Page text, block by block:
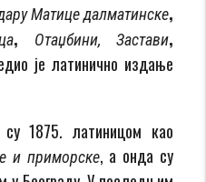
Матице далматинске,
, Отаџбини, Застави,
је латинично издање
1875. латиницом као
и приморске, а онда су